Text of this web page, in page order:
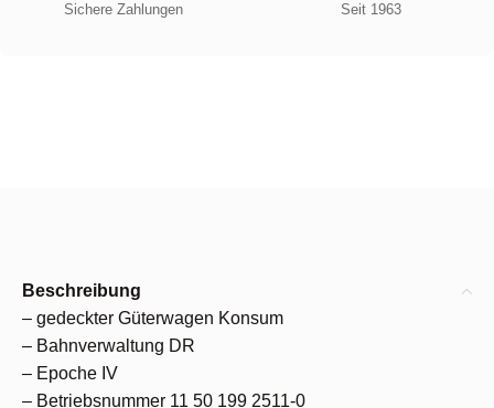
Sichere Zahlungen Seit 1963
Beschreibung
– gedeckter Güterwagen Konsum
– Bahnverwaltung DR
– Epoche IV
– Betriebsnummer 11 50 199 2511-0